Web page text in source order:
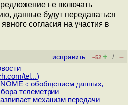
не включать
данные будут передаваться
согласия на участия в
исправить –52 + / –
tel...)
с обобщением данных,
телеметрии
механизм передачи